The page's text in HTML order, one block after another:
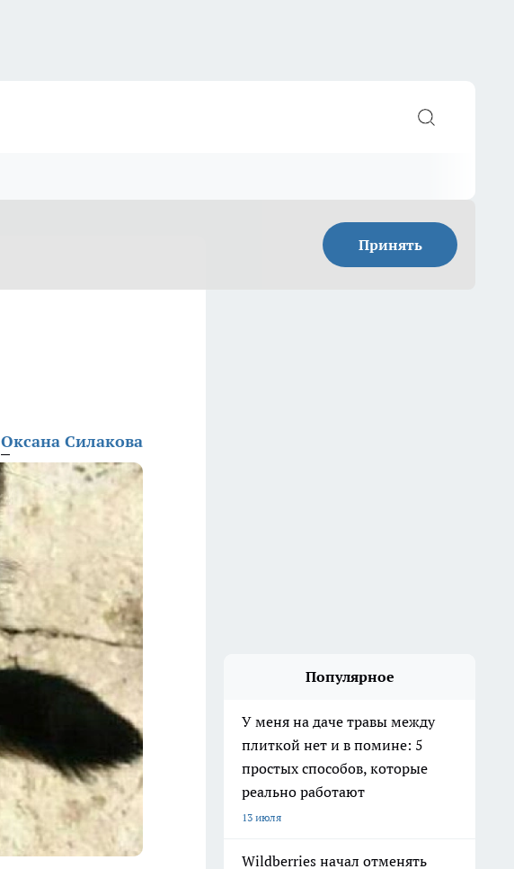
Принять
Оксана Силакова
Популярное
У меня на даче травы между
плиткой нет и в помине: 5
простых способов, которые
реально работают
13 июля
Wildberries начал отменять